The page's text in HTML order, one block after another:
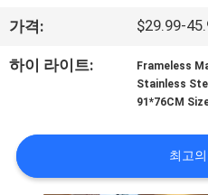
개
동
상
가격: $29.99-
하이 라이트: Frameless
Stainless
91*76CM
최고